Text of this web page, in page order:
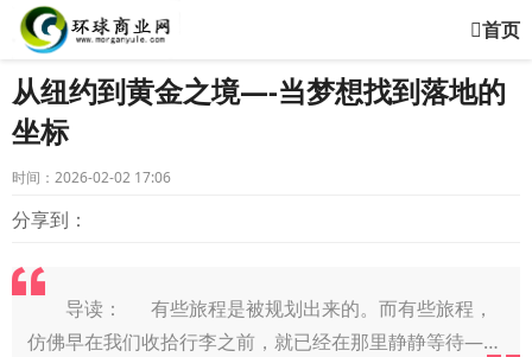
首页
从纽约到黄金之境—-当梦想找到落地的
坐标
时间：2026-02-02 17:06
分享到：
导读： 有些旅程是被规划出来的。而有些旅程，
仿佛早在我们收拾行李之前，就已经在那里静静等待——